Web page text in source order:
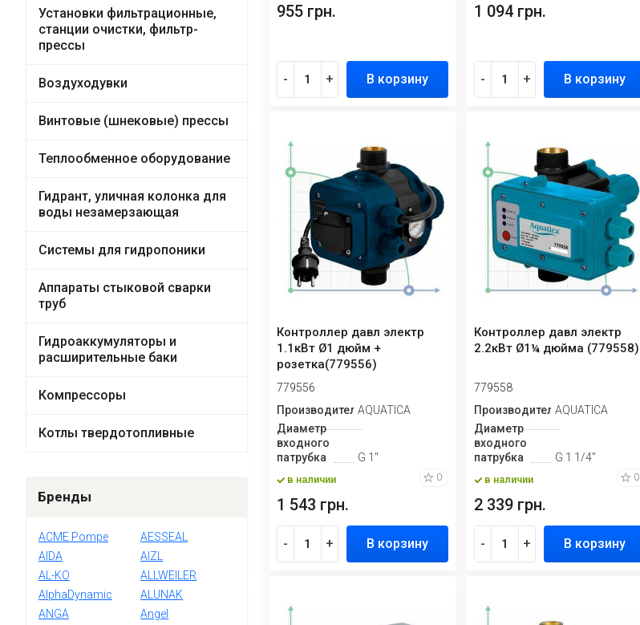
Установки фильтрационные,
станции очистки, фильтр-
прессы
Воздуходувки
Винтовые (шнековые) прессы
Теплообменное оборудование
Гидрант, уличная колонка для
воды незамерзающая
Системы для гидропоники
Аппараты стыковой сварки
труб
Гидроаккумуляторы и
расширительные баки
Компрессоры
Котлы твердотопливные
Бренды
ACME Pompe
AESSEAL
AIDA
AIZL
AL-KO
ALLWEILER
AlphaDynamic
ALUNAK
ANGA
Angel
955 грн.
- + В корзину
1 094 грн.
- + В корзину
Контроллер давл электр
1.1кВт Ø1 дюйм +
розетка(779556)
779556
ПроизводительAQUATICA
Диаметр
входного
патрубка
G 1"
в наличии 0
1 543 грн.
- + В корзину
Контроллер давл электр
2.2кВт Ø1¼ дюйма (779558)
779558
ПроизводительAQUATICA
Диаметр
входного
патрубка
G 1 1/4"
в наличии 0
2 339 грн.
- + В корзину